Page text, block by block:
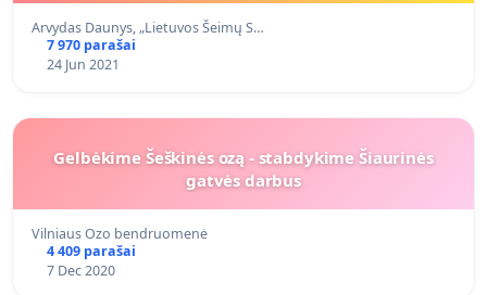
Arvydas Daunys, „Lietuvos Šeimų S…
7 970 parašai
24 Jun 2021
Gelbėkime Šeškinės ozą - stabdykime Šiaurinės
gatvės darbus
Vilniaus Ozo bendruomenė
4 409 parašai
7 Dec 2020